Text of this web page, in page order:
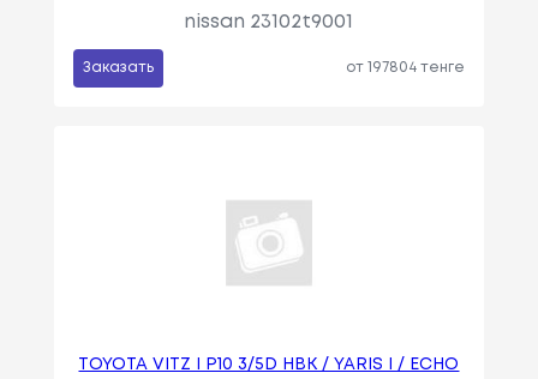
nissan 23102t9001
Заказать от 197804 тенге
TOYOTA VITZ I P10 3/5D HBK / YARIS I / ECHO